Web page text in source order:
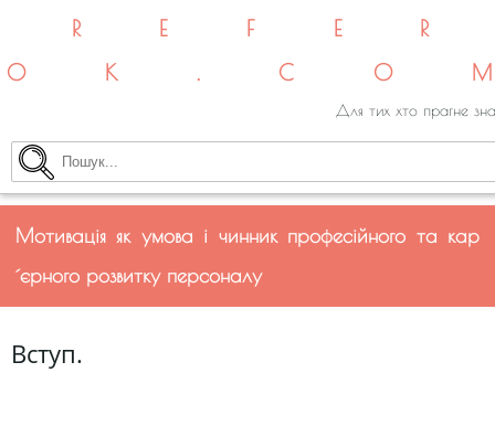
Для тих хто прагне
Мотивація як умова і чинник професійного та кар
´єрного розвитку персоналу
Вступ.